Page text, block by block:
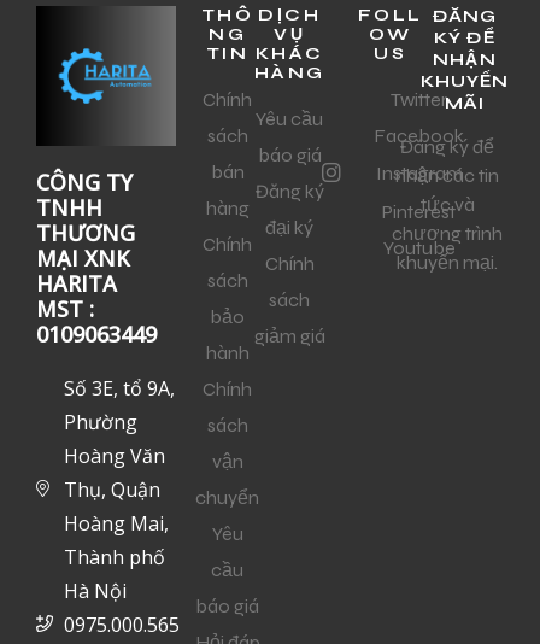
CÔNG TY
TNHH
THƯƠNG
MẠI XNK
HARITA
MST :
0109063449
Số 3E, tổ 9A,
Phường
Hoàng Văn
Thụ, Quận
Hoàng Mai,
Thành phố
Hà Nội
0975.000.565
THÔ
NG
TIN
Chính
sách
bán
hàng
Chính
sách
bảo
hành
Chính
sách
vận
chuyển
Yêu
cầu
báo giá
DỊCH
VỤ
KHÁC
HÀNG
Yêu cầu
báo giá
Đăng ký
đại ký
Chính
sách
giảm giá
FOLL
OW
US
Twitter
Facebook
Instagram
Pinterest
Youtube
ĐĂNG
KÝ ĐỂ
NHẬN
KHUYẾN
MÃI
Đăng ký để
nhận các tin
tức và
chương trình
khuyến mại.